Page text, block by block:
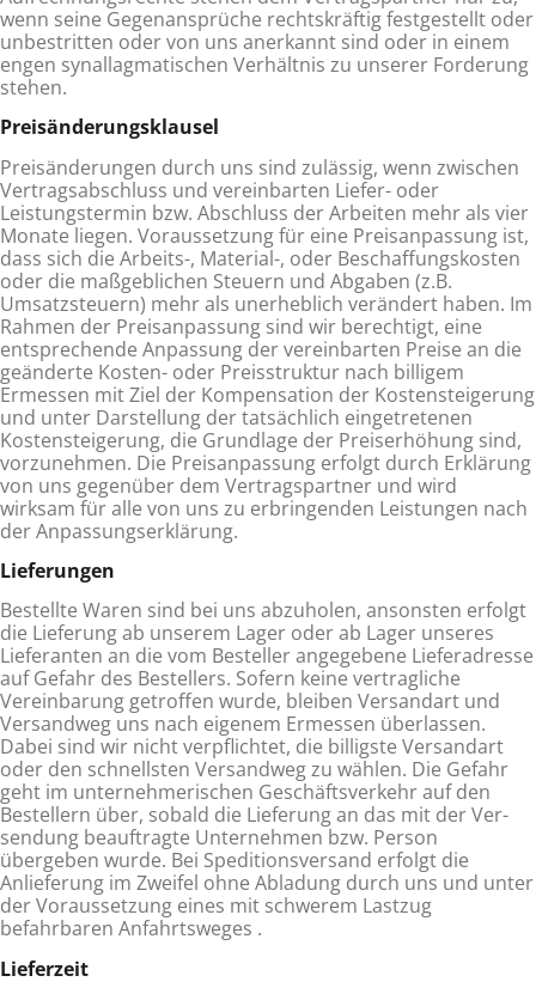
wenn seine Gegenansprüche rechtskräftig fest­gestellt oder
unbestritten oder von uns anerkannt sind oder in einem
engen synallagmatischen Verhältnis zu unserer Forderung
stehen.
Preisänderungsklausel
Preisänderungen durch uns sind zulässig, wenn zwischen
Vertragsabschluss und vereinbarten Liefer- oder
Leistungstermin bzw. Abschluss der Arbeiten mehr als vier
Monate liegen. Voraussetzung für eine Preisanpassung ist,
dass sich die Arbeits-, Material-, oder Beschaffungskosten
oder die maßgeblichen Steuern und Abgaben (z.B.
Umsatzsteuern) mehr als unerheblich verändert haben. Im
Rahmen der Preisanpassung sind wir berechtigt, eine
entsprechende Anpassung der vereinbarten Preise an die
geän­derte Kosten- oder Preisstruktur nach billigem
Ermessen mit Ziel der Kompensation der Kostensteigerung
und unter Darstellung der tatsächlich eingetretenen
Kostensteigerung, die Grundlage der Preiserhöhung sind,
vorzunehmen. Die Preisanpassung erfolgt durch Erklärung
von uns gegenüber dem Vertragspartner und wird
wirksam für alle von uns zu erbringenden Leistungen nach
der Anpassungserklärung.
Lieferungen
Bestellte Waren sind bei uns abzuholen, ansonsten erfolgt
die Lieferung ab unserem Lager oder ab La­ger unseres
Lieferanten an die vom Besteller angegebene Lieferadresse
auf Gefahr des Bestellers. Sofern keine vertragliche
Vereinbarung getroffen wurde, bleiben Versandart und
Versandweg uns nach eigenem Er­messen überlassen.
Dabei sind wir nicht verpflichtet, die billigste Versandart
oder den schnellsten Versandweg zu wählen. Die Gefahr
geht im unternehmerischen Geschäftsverkehr auf den
Bestellern über, sobald die Lieferung an das mit der Ver­
sendung beauftragte Unternehmen bzw. Person
übergeben wurde. Bei Speditionsversand erfolgt die
Anlieferung im Zweifel ohne Abladung durch uns und unter
der Voraussetzung eines mit schwerem Lastzug
befahrbaren Anfahrtsweges .
Lieferzeit